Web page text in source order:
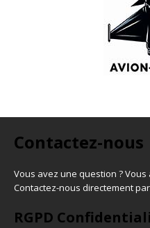
Contactez-nous
Vous avez une question ?
Contactez-nous directement
RGPD